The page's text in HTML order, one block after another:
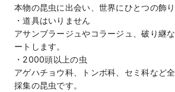
本物の昆虫に出会い、世界にひとつの飾
・道具はいりません
アサンブラージュやコラージュ、破り継
ートします。
・2000頭以上の虫
アゲハチョウ科、トンボ科、セミ科など
採集の昆虫です。